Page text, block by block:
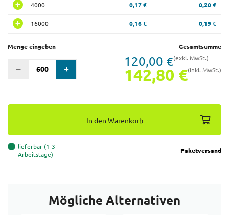
4000 0,17 € 0,20 €
16000 0,16 € 0,19 €
Menge eingeben Gesamtsumme
120,00 €(exkl. MwSt.)
142,80 €(inkl. MwSt.)
In den Warenkorb
lieferbar (1-3
Arbeitstage)
Paketversand
Mögliche Alternativen